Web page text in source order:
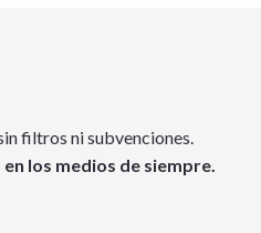
filtros ni subvenciones.
los medios de siempre.